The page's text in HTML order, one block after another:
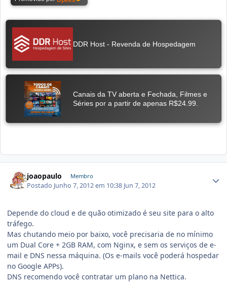
joaopaulo Membro
Postado Junho 7, 2012 em 10:38 Jun 7, 2012
Depende do cloud e de quão otimizado é seu site para o alto
tráfego.
Mas chutando meio por baixo, você precisaria de no mínimo
um Dual Core + 2GB RAM, com Nginx, e sem os serviços de e-
mail e DNS nessa máquina. (Os e-mails você poderá hospedar
no Google APPs).
DNS recomendo você contratar um plano na Nettica.